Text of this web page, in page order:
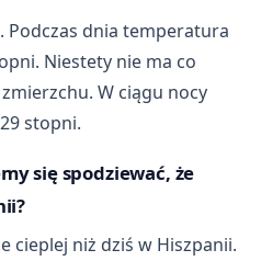
Podczas dnia temperatura
Niestety nie ma co
W ciągu nocy
stopni.
się spodziewać, że
cieplej niż dziś w Hiszpanii.